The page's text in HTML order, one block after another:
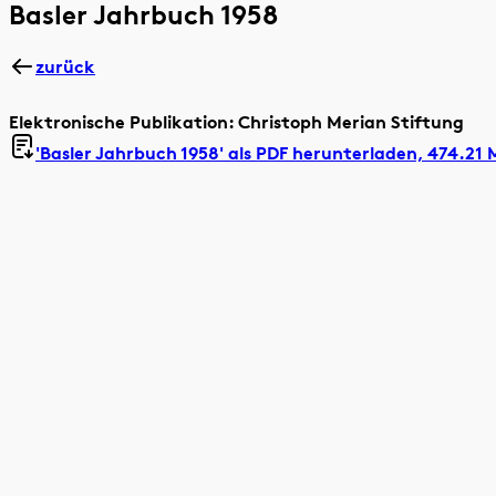
Basler Jahrbuch 1958
zurück
Elektronische Publikation: Christoph Merian Stiftung
'Basler Jahrbuch 1958' als PDF herunterladen, 474.21